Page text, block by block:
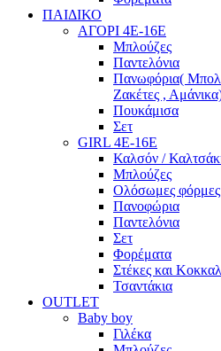
ΠΑΙΔΙΚΟ
ΑΓΟΡΙ 4Ε-16Ε
Μπλούζες
Παντελόνια
Πανωφόρια(
Ζακέτες ,
Πουκάμισα
Σετ
GIRL 4Ε-16Ε
Καλσόν /
Μπλούζες
Ολόσωμες φόρμες
Πανοφώρια
Παντελόνια
Σετ
Φορέματα
Στέκες και
Τσαντάκια
OUTLET
Baby boy
Γιλέκα